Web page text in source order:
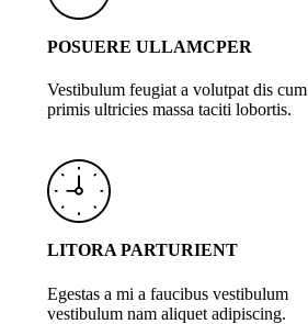
POSUERE ULLAMCPER
Vestibulum feugiat a volutpat dis cum
primis ultricies massa taciti lobortis.
LITORA PARTURIENT
Egestas a mi a faucibus vestibulum
vestibulum nam aliquet adipiscing.